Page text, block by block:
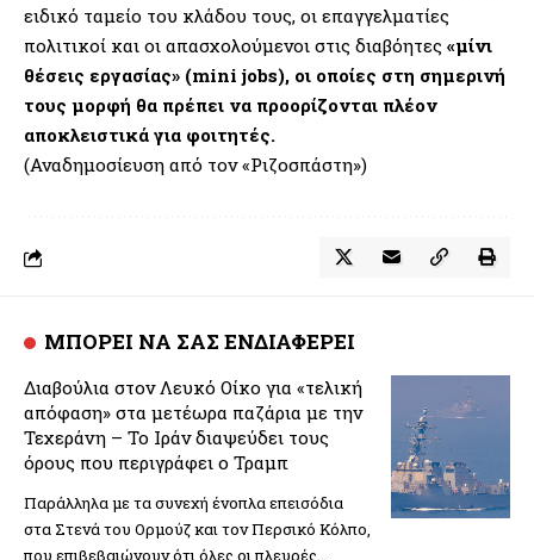
ειδικό ταμείο του κλάδου τους, οι επαγγελματίες
πολιτικοί και οι απασχολούμενοι στις διαβόητες «μίνι
θέσεις εργασίας» (mini jobs), οι οποίες στη σημερινή
τους μορφή θα πρέπει να προορίζονται πλέον
αποκλειστικά για φοιτητές.
(Αναδημοσίευση από τον «Ριζοσπάστη»)
ΜΠΟΡΕΙ ΝΑ ΣΑΣ ΕΝΔΙΑΦΕΡΕΙ
Διαβούλια στον Λευκό Οίκο για «τελική
απόφαση» στα μετέωρα παζάρια με την
Τεχεράνη – Το Ιράν διαψεύδει τους
όρους που περιγράφει ο Τραμπ
Παράλληλα με τα συνεχή ένοπλα επεισόδια
στα Στενά του Ορμούζ και τον Περσικό Κόλπο,
που επιβεβαιώνουν ότι όλες οι πλευρές…